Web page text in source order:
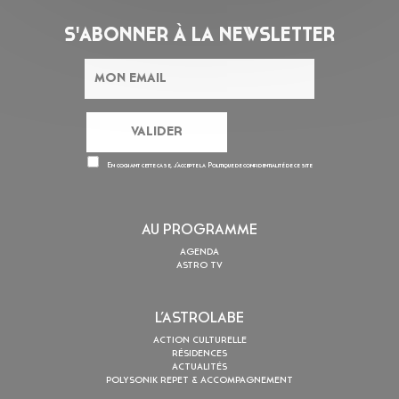
S'ABONNER À LA NEWSLETTER
En cochant cette case, j’accepte la Politique de confidentialitéde ce site
AU PROGRAMME
AGENDA
ASTRO TV
L’ASTROLABE
ACTION CULTURELLE
RÉSIDENCES
ACTUALITÉS
POLYSONIK REPET & ACCOMPAGNEMENT